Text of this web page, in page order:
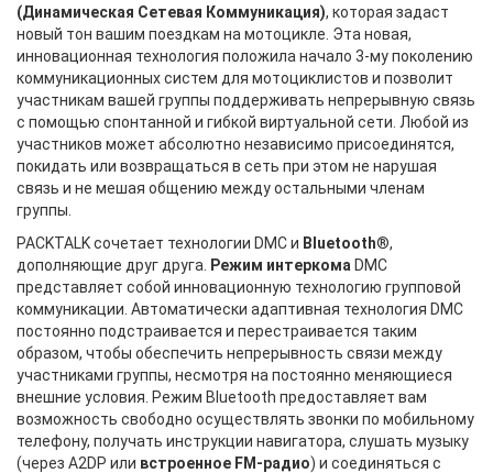
(Динамическая Сетевая Коммуникация), которая задаст
новый тон вашим поездкам на мотоцикле. Эта новая,
инновационная технология положила начало 3-му поколению
коммуникационных систем для мотоциклистов и позволит
участникам вашей группы поддерживать непрерывную связь
с помощью спонтанной и гибкой виртуальной сети. Любой из
участников может абсолютно независимо присоединятся,
покидать или возвращаться в сеть при этом не нарушая
связь и не мешая общению между остальными членам
группы.
PACKTALK сочетает технологии DMC и Bluetooth®,
дополняющие друг друга.
Режим интеркома DMC
представляет собой инновационную технологию групповой
коммуникации. Автоматически адаптивная технология DMC
постоянно подстраивается и перестраивается таким
образом, чтобы обеспечить непрерывность связи между
участниками группы, несмотря на постоянно меняющиеся
внешние условия. Режим Bluetooth предоставляет вам
возможность свободно осуществлять звонки по мобильному
телефону, получать инструкции навигатора, слушать музыку
(через A2DP или встроенное FM-радио) и соединяться с